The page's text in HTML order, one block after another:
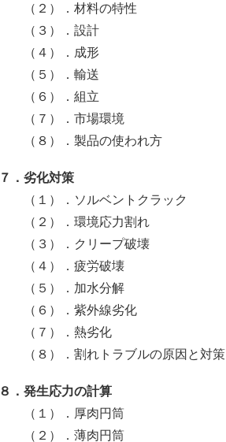
（２）．材料の特性
（３）．設計
（４）．成形
（５）．輸送
（６）．組立
（７）．市場環境
（８）．製品の使われ方
７．劣化対策
（１）．ソルベントクラック
（２）．環境応力割れ
（３）．クリープ破壊
（４）．疲労破壊
（５）．加水分解
（６）．紫外線劣化
（７）．熱劣化
（８）．割れトラブルの原因と対策
８．発生応力の計算
（１）．厚肉円筒
（２）．薄肉円筒